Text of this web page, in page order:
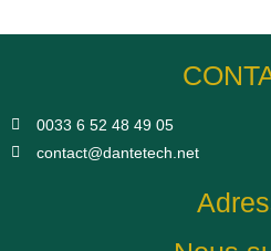
0033 6 52 48 49 05​
contact@dantetech.net